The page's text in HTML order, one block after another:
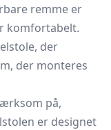
remme er
komfortabelt.
der
der monteres
på,
er designet